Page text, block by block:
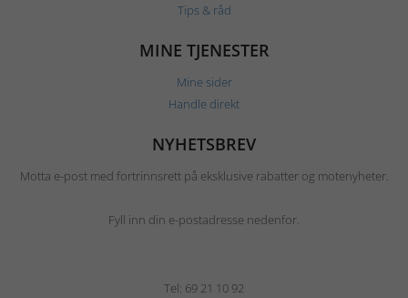
Tips & råd
MINE TJENESTER
Mine sider
Handle direkt
NYHETSBREV
Motta e-post med fortrinnsrett på eksklusive rabatter og motenyheter.
Fyll inn din e-postadresse nedenfor.
Tel: 69 21 10 92